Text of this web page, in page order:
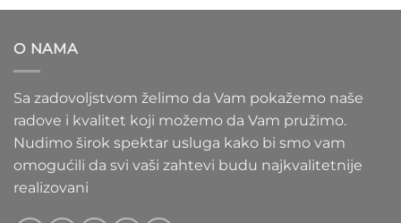
1.100 RSD
O NAMA
Sa zadovoljstvom želimo da Vam pokažemo naše
radove i kvalitet koji možemo da Vam pružimo.
Nudimo širok spektar usluga kako bi smo vam
omogućili da svi vaši zahtevi budu najkvalitetnije
realizovani